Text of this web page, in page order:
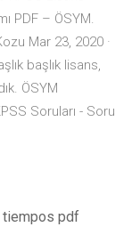
PDF – ÖSYM.
Mar 23, 2020 ·
başlık lisans,
ÖSYM
Soruları - Soru
tiempos pdf